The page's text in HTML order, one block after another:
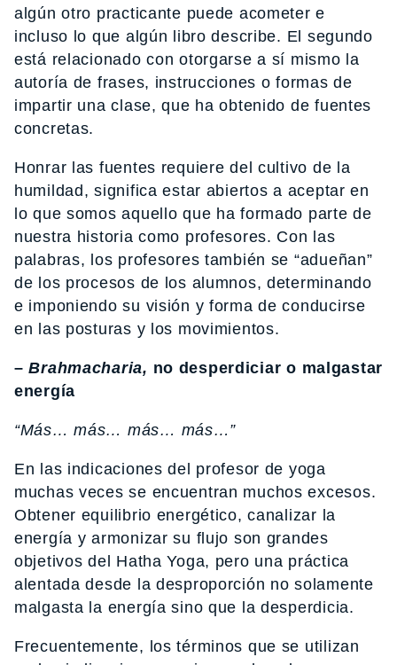
algún otro practicante puede acometer e
incluso lo que algún libro describe. El segundo
está relacionado con otorgarse a sí mismo la
autoría de frases, instrucciones o formas de
impartir una clase, que ha obtenido de fuentes
concretas.
Honrar las fuentes requiere del cultivo de la
humildad, significa estar abiertos a aceptar en
lo que somos aquello que ha formado parte de
nuestra historia como profesores. Con las
palabras, los profesores también se “adueñan”
de los procesos de los alumnos, determinando
e imponiendo su visión y forma de conducirse
en las posturas y los movimientos.
–Brahmacharia, no desperdiciar o malgastar
energía
“Más… más… más… más…”
En las indicaciones del profesor de yoga
muchas veces se encuentran muchos excesos.
Obtener equilibrio energético, canalizar la
energía y armonizar su flujo son grandes
objetivos del Hatha Yoga, pero una práctica
alentada desde la desproporción no solamente
malgasta la energía sino que la desperdicia.
Frecuentemente, los términos que se utilizan